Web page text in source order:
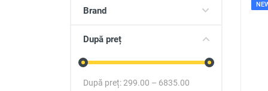
Produse auto
Brand
După preț
După preț:299.00 – 6835.00